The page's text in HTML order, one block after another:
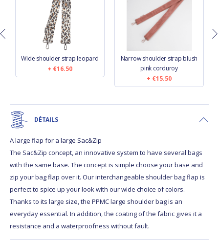
Wide shoulder strap leopard
€16.50
Narrow shoulder strap blush
pink corduroy
€15.50
DÉTAILS
A large flap for a large Sac&Zip
The Sac&Zip concept, an innovative system to have several bags
with the same base. The concept is simple choose your base and
zip your bag flap over it. Our interchangeable shoulder bag flap is
perfect to spice up your look with our wide choice of colors.
Thanks to its large size, the PPMC large shoulder bag is an
everyday essential. In addition, the coating of the fabric gives it a
resistance and a waterproofness without fault.